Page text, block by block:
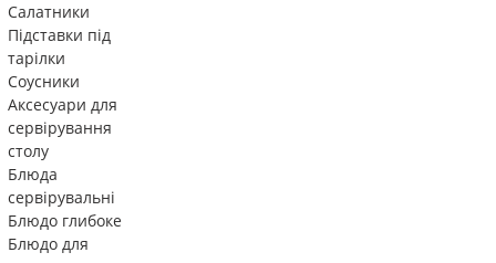
Салатники
Підставки під
тарілки
Соусники
Аксесуари для
сервірування
столу
Блюда
сервірувальні
Блюдо глибоке
Блюдо для